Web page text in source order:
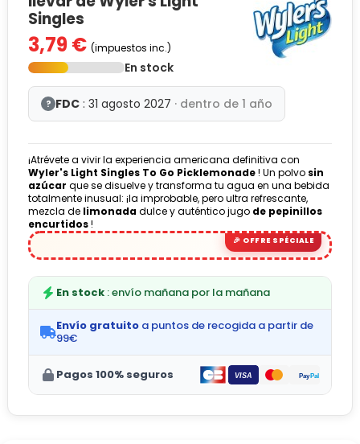
Singles
3,79 € (impuestos inc.)
En stock
? FDC : 31 agosto 2027 · dentro de 1 año
¡Atrévete a vivir la experiencia americana definitiva con
Wyler's Light Singles To Go Picklemonade! Un polvo sin
azúcar que se disuelve y transforma tu agua en una bebida
totalmente inusual: ¡la improbable, pero ultra refrescante,
mezcla de limonadadulce y auténtico jugo de pepinillos
encurtidos!
En stock : envío mañana por la mañana
Envío gratuito a puntos de recogida a partir de
99€
Pagos 100% seguros